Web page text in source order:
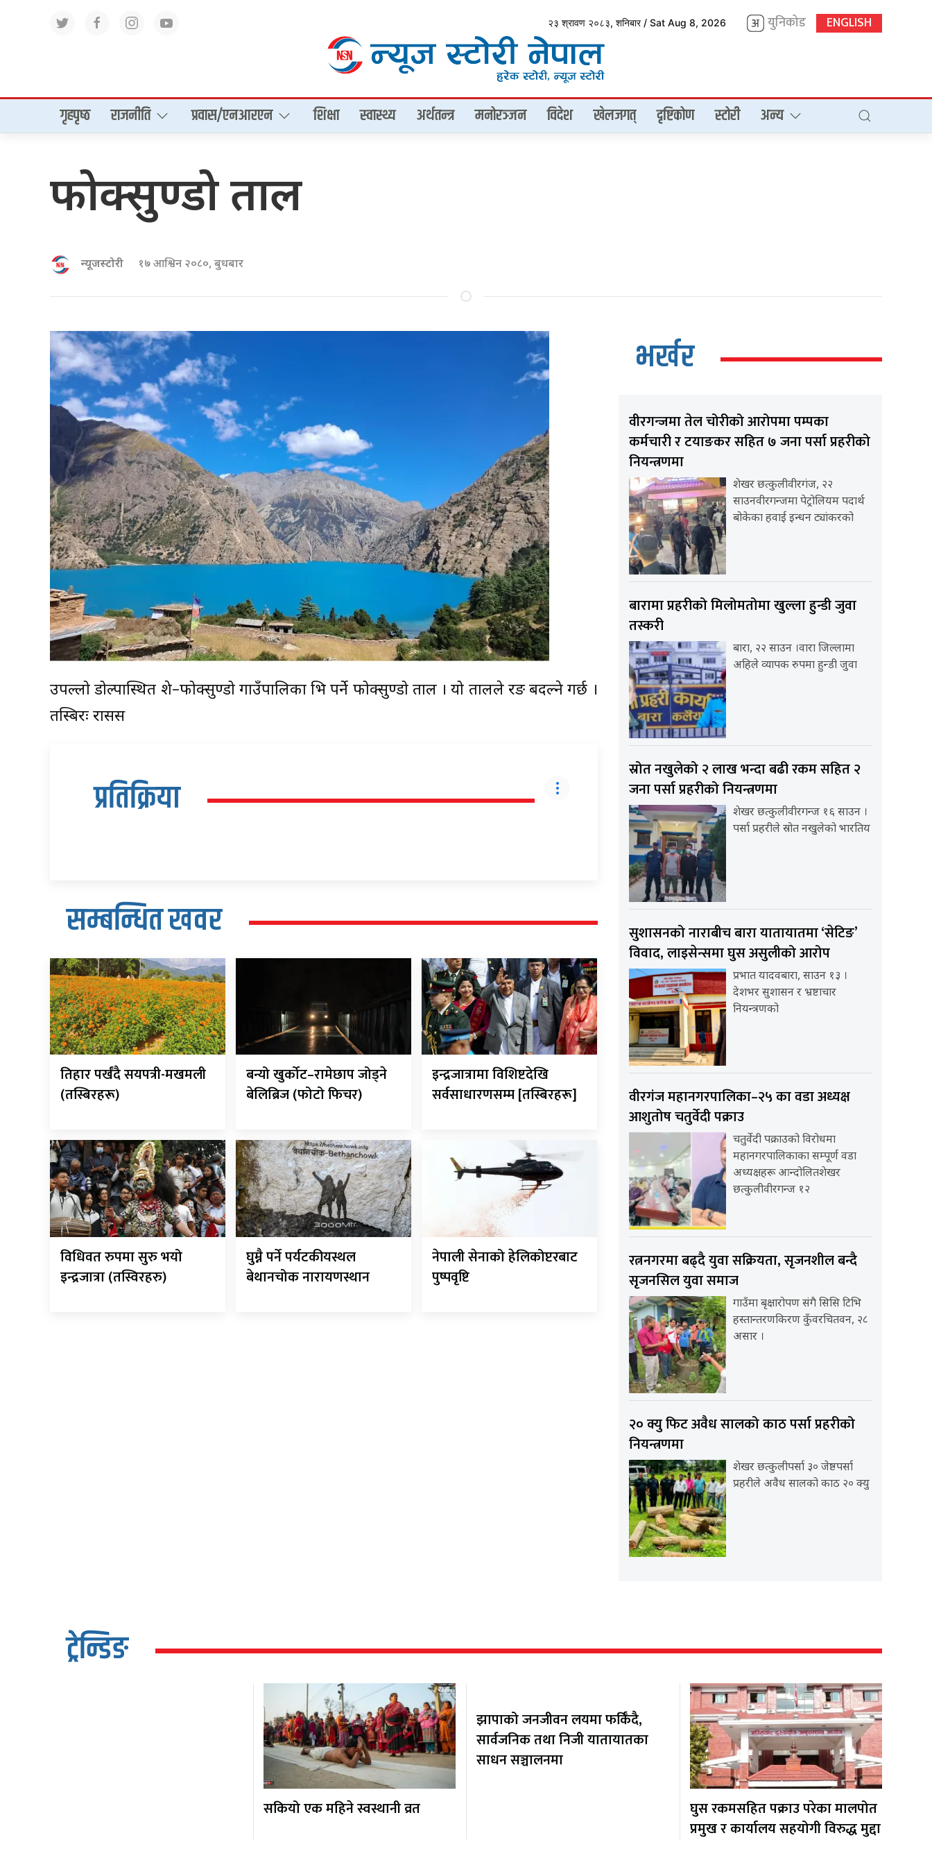
२३ श्रावण २०८३, शनिबार / Sat Aug 8, 2026 युनिकोड ENGLISH
गृहपृष्‍ठ राजनीति प्रवास/एनआरएन शिक्षा स्वास्थ्य अर्थतन्त्र मनोरञ्जन विदेश खेलजगत् दृष्टिकोण स्टोरी अन्य
फोक्सुण्डो ताल
न्यूजस्टोरी १७ आश्विन २०८०, बुधबार
उपल्लो डोल्पास्थित शे–फोक्सुण्डो गाउँपालिका भित्र पर्ने फोक्सुण्डो ताल । यो तालले रङ बदल्ने गर्छ ।
तस्बिरः रासस
प्रतिक्रिया
सम्बन्धित खवर
तिहार पर्खंदै सयपत्री-मखमली
(तस्बिरहरू)
बन्यो खुर्कोट–रामेछाप जोड्ने
बेलिब्रिज (फोटो फिचर)
इन्द्रजात्रामा विशिष्टदेखि
सर्वसाधारणसम्म [तस्बिरहरू]
विधिवत रुपमा सुरु भयो
इन्द्रजात्रा (तस्विरहरु)
घुम्नै पर्ने पर्यटकीयस्थल
बेथानचोक नारायणस्थान
नेपाली सेनाको हेलिकोप्टरबाट
पुष्पवृष्टि
भर्खर
वीरगन्जमा तेल चोरीको आरोपमा पम्पका
कर्मचारी र टयाङकर सहित ७ जना पर्सा प्रहरीको
नियन्त्रणमा
शेखर छत्कुलीवीरगंज, २२
साउनवीरगन्जमा पेट्रोलियम पदार्थ
बोकेका हवाई इन्धन ट्यांकरको
बारामा प्रहरीको मिलोमतोमा खुल्ला हुन्डी जुवा
तस्करी
बारा, २२ साउन ।वारा जिल्लामा
अहिले व्यापक रुपमा हुन्डी जुवा
स्रोत नखुलेको २ लाख भन्दा बढी रकम सहित २
जना पर्सा प्रहरीको नियन्त्रणमा
शेखर छत्कुलीवीरगन्ज १६ साउन ।
पर्सा प्रहरीले स्रोत नखुलेको भारतिय
सुशासनको नाराबीच बारा यातायातमा ‘सेटिङ’
विवाद, लाइसेन्समा घुस असुलीको आरोप
प्रभात यादवबारा, साउन १३ ।
देशभर सुशासन र भ्रष्टाचार
नियन्त्रणको
वीरगंज महानगरपालिका–२५ का वडा अध्यक्ष
आशुतोष चतुर्वेदी पक्राउ
चतुर्वेदी पक्राउको विरोधमा
महानगरपालिकाका सम्पूर्ण वडा
अध्यक्षहरू आन्दोलितशेखर
छत्कुलीवीरगन्ज १२
रत्ननगरमा बढ्दै युवा सक्रियता, सृजनशील बन्दै
सृजनसिल युवा समाज
गाउँमा बृक्षारोपण संगै सिसि टिभि
हस्तान्तरणकिरण कुँवरचितवन, २८
असार ।
२० क्यु फिट अवैध सालको काठ पर्सा प्रहरीको
नियन्त्रणमा
शेखर छत्कुलीपर्सा ३० जेष्ठपर्सा
प्रहरीले अवैध सालको काठ २० क्यु
ट्रेन्डिङ
सकियो एक महिने स्वस्थानी व्रत
झापाको जनजीवन लयमा फर्किँदै,
सार्वजनिक तथा निजी यातायातका
साधन सञ्चालनमा
घुस रकमसहित पक्राउ परेका मालपोत
प्रमुख र कार्यालय सहयोगी विरुद्ध मुद्दा